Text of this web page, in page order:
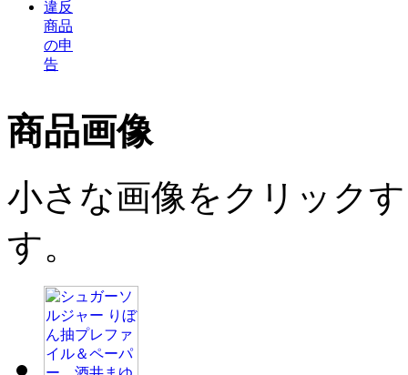
違反
商品
の申
告
商品画像
小さな画像をクリック
す。